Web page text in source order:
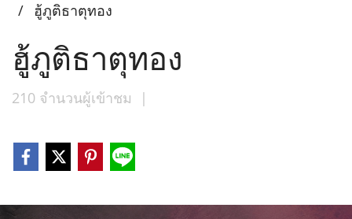
ฮู้ภูติธาตุทอง
ฮู้ภูติธาตุทอง
210 จำนวนผู้เข้าชม |